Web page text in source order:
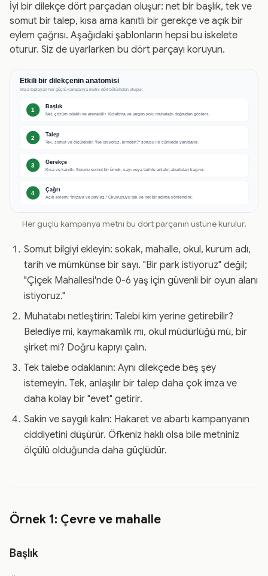
İyi bir dilekçe dört parçadan oluşur: net bir başlık, tek ve
somut bir talep, kısa ama kanıtlı bir gerekçe ve açık bir
eylem çağrısı. Aşağıdaki şablonların hepsi bu iskelete
oturur. Siz de uyarlarken bu dört parçayı koruyun.
Her güçlü kampanya metni bu dört parçanın üstüne kurulur.
Somut bilgiyi ekleyin: sokak, mahalle, okul, kurum adı,
tarih ve mümkünse bir sayı. "Bir park istiyoruz" değil;
"Çiçek Mahallesi'nde 0-6 yaş için güvenli bir oyun alanı
istiyoruz."
Muhatabı netleştirin: Talebi kim yerine getirebilir?
Belediye mi, kaymakamlık mı, okul müdürlüğü mü, bir
şirket mi? Doğru kapıyı çalın.
Tek talebe odaklanın: Aynı dilekçede beş şey
istemeyin. Tek, anlaşılır bir talep daha çok imza ve
daha kolay bir "evet" getirir.
Sakin ve saygılı kalın: Hakaret ve abartı kampanyanın
ciddiyetini düşürür. Öfkeniz haklı olsa bile metniniz
ölçülü olduğunda daha güçlüdür.
Örnek 1: Çevre ve mahalle
Başlık